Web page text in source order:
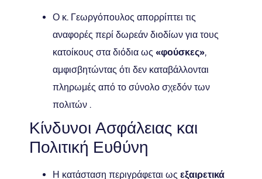
Ο κ. Γεωργόπουλος απορρίπτει τις
αναφορές περί δωρεάν διοδίων για τους
κατοίκους στα διόδια ως «φούσκες»,
αμφισβητώντας ότι δεν καταβάλλονται
πληρωμές από το σύνολο σχεδόν των
πολιτών .
Κίνδυνοι Ασφάλειας και
Πολιτική Ευθύνη
Η κατάσταση περιγράφεται ως εξαιρετικά